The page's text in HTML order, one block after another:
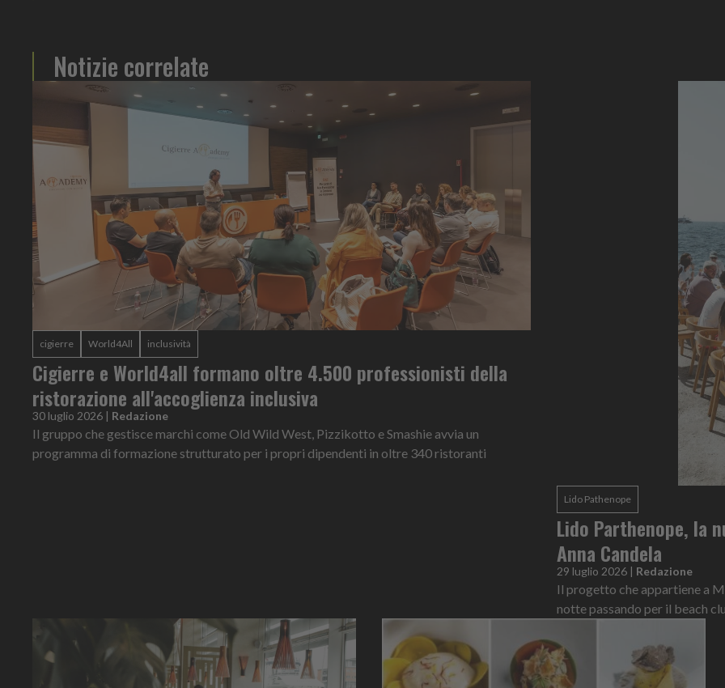
Notizie correlate
cigierre World4All inclusività
Cigierre e World4all formano oltre 4.500 professionisti della
ristorazione all'accoglienza inclusiva
30 luglio 2026 | Redazione
Il gruppo che gestisce marchi come Old Wild West, Pizzikotto e Smashie avvia un
programma di formazione strutturato per i propri dipendenti in oltre 340 ristoranti
Lido Pathenope
Lido Parthenope, la
Anna Candela
29 luglio 2026 | Redazione
Il progetto che appartiene a
notte passando per il beach